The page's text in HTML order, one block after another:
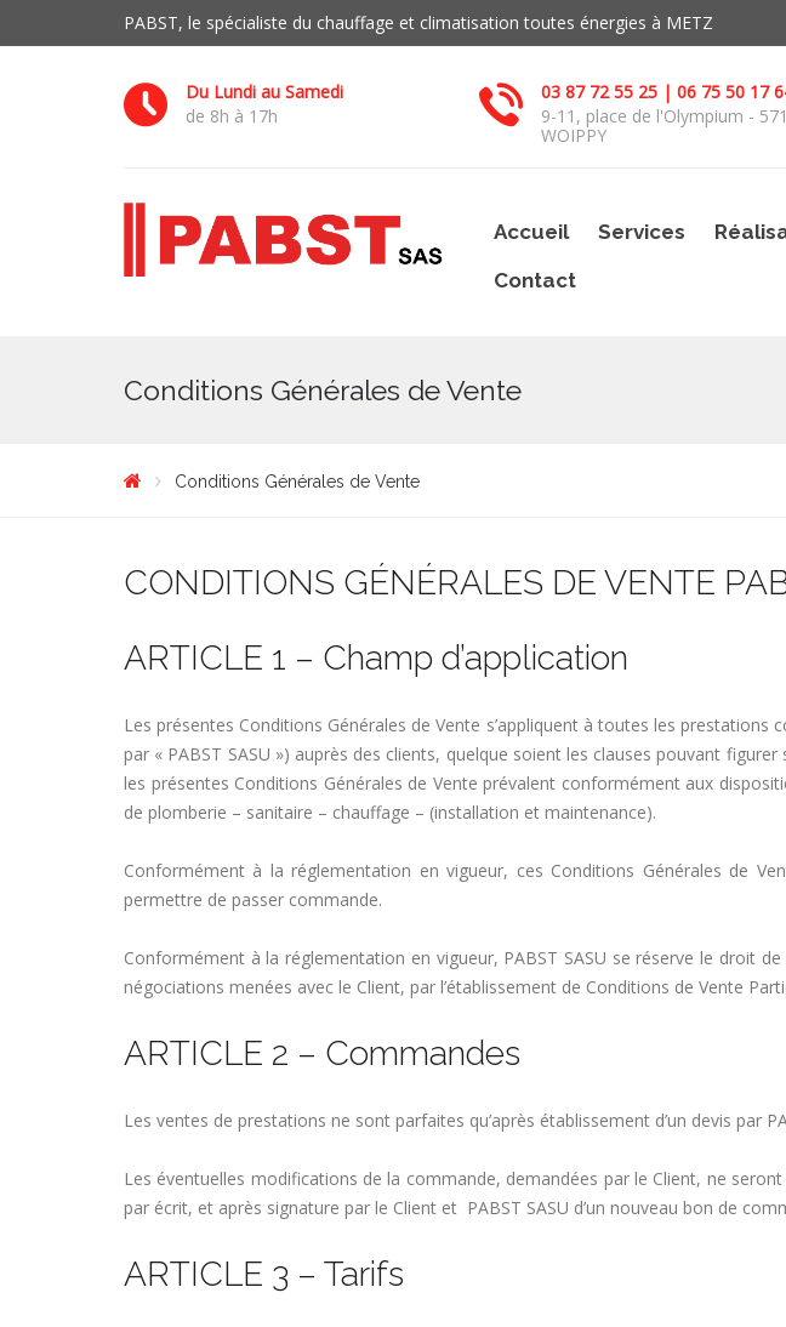
PABST, le spécialiste du chauffage et climatisation toutes énergies à METZ
Du Lundi au Samedi
de 8h à 17h
03 87 72 55 25 | 06 75 50 17
9-11, place de l'Olympium -
WOIPPY
Accueil Services
Contact
Conditions Générales de Vente
Conditions Générales de Vente
CONDITIONS GÉNÉRALES DE VENTE
ARTICLE 1 – Champ d’application
Les présentes Conditions Générales de Vente s’appliquent à toutes les
par « PABST SASU ») auprès des clients, quelque soient les clauses pouvant
les présentes Conditions Générales de Vente prévalent conformément aux
de plomberie – sanitaire – chauffage – (installation et maintenance).
Conformément à la réglementation en vigueur, ces Conditions Générales de
permettre de passer commande.
Conformément à la réglementation en vigueur, PABST SASU se réserve le droit
négociations menées avec le Client, par l’établissement de Conditions de Vente
ARTICLE 2 – Commandes
Les ventes de prestations ne sont parfaites qu’après établissement d’un devis par
Les éventuelles modifications de la commande, demandées par le Client, ne
par écrit, et après signature par le Client et PABST SASU d’un nouveau bon de
ARTICLE 3 – Tarifs